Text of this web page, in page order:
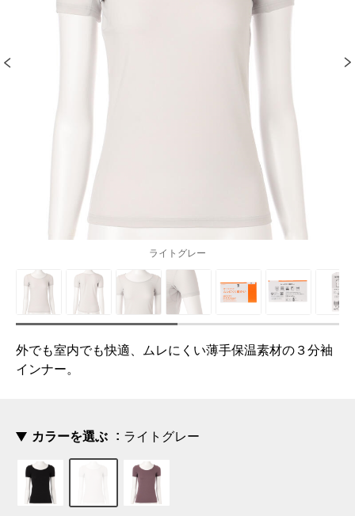
ライトグレー
外でも室内でも快適、ムレにくい薄手保温素材の３分袖
インナー。
カラーを選ぶ ライトグレー